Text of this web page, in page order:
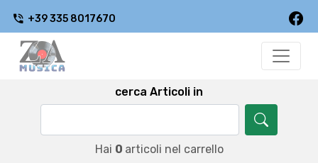
+39 335 8017670
cerca Articoli in
Hai 0 articoli nel carrello